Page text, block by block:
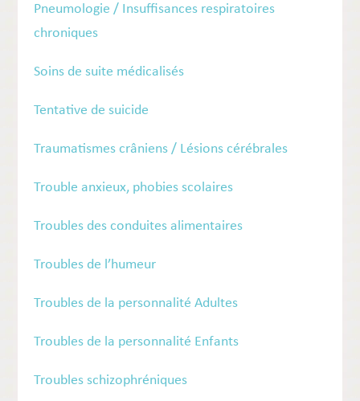
Pneumologie / Insuffisances respiratoires
chroniques
Soins de suite médicalisés
Tentative de suicide
Traumatismes crâniens / Lésions cérébrales
Trouble anxieux, phobies scolaires
Troubles des conduites alimentaires
Troubles de l’humeur
Troubles de la personnalité Adultes
Troubles de la personnalité Enfants
Troubles schizophréniques